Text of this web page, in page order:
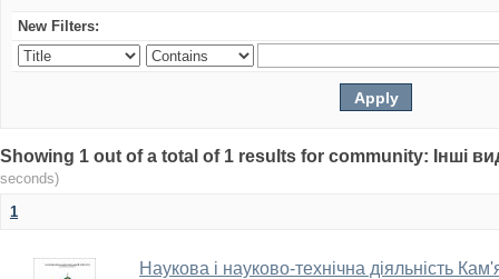
New Filters:
Showing 1 out of a total of 1 results for community: Інші
seconds)
1
Наукова і науково-технічна діяльність